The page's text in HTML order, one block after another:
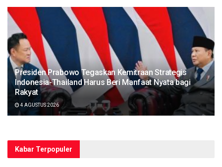
Presiden Prabowo Tegaskan Kemitraan Strategis
Indonesia-Thailand Harus Beri Manfaat Nyata bagi
Rakyat
4 AGUSTUS 2026
Kabar Terpopuler